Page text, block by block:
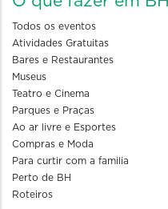
Todos os eventos
Atividades Gratuitas
Bares e Restaurantes
Museus
Teatro e Cinema
Parques e Praças
Ao ar livre e Esportes
Compras e Moda
Para curtir com a familia
Perto de BH
Roteiros